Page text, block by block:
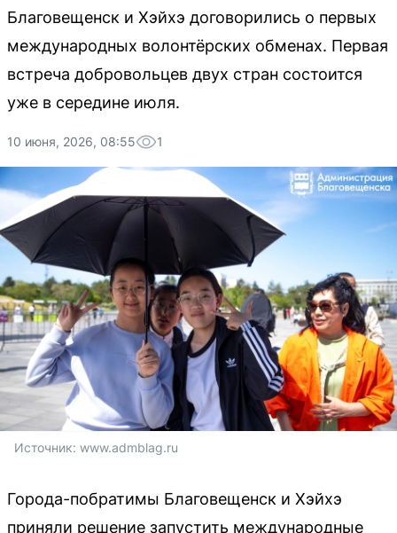
Благовещенск и Хэйхэ договорились о первых
международных волонтёрских обменах. Первая
встреча добровольцев двух стран состоится
уже в середине июля.
10 июня, 2026, 08:55 1
Источник: www.admblag.ru
Города-побратимы Благовещенск и Хэйхэ
приняли решение запустить международные